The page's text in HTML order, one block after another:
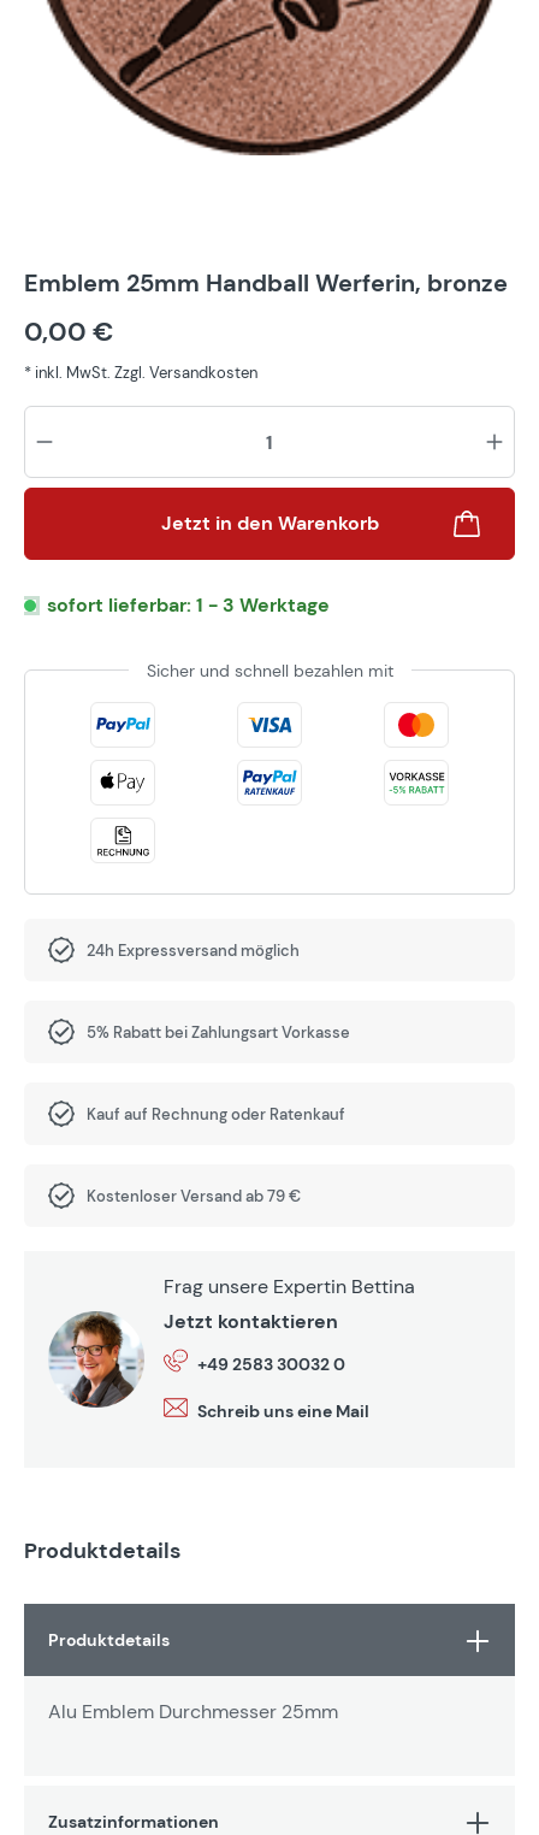
Emblem 25mm Handball Werferin, bronze
0,00 €
* inkl. MwSt. Zzgl. Versandkosten
Jetzt in den Warenkorb
sofort lieferbar: 1 - 3 Werktage
Sicher und schnell bezahlen mit
24h Expressversand möglich
5% Rabatt bei Zahlungsart Vorkasse
Kauf auf Rechnung oder Ratenkauf
Kostenloser Versand ab 79 €
Frag unsere Expertin Bettina
Jetzt kontaktieren
+49 2583 30032 0
Schreib uns eine Mail
Produktdetails
Produktdetails
Alu Emblem Durchmesser 25mm
Zusatzinformationen